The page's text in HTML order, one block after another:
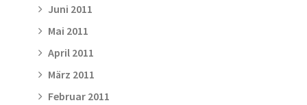
Juni 2011
Mai 2011
April 2011
März 2011
Februar 2011